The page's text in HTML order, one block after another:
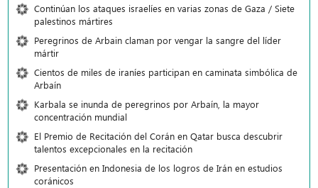
Continúan los ataques israelíes en varias zonas de Gaza / Siete
palestinos mártires
Peregrinos de Arbain claman por vengar la sangre del líder
mártir
Cientos de miles de iraníes participan en caminata simbólica de
Arbaín
Karbala se inunda de peregrinos por Arbaín, la mayor
concentración mundial
El Premio de Recitación del Corán en Qatar busca descubrir
talentos excepcionales en la recitación
Presentación en Indonesia de los logros de Irán en estudios
coránicos